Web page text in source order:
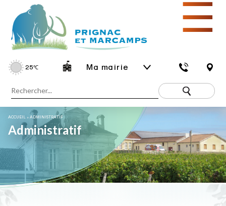
25℃ Ma mairie
☰
ACCUEIL »ADMINISTRATIF
Administratif